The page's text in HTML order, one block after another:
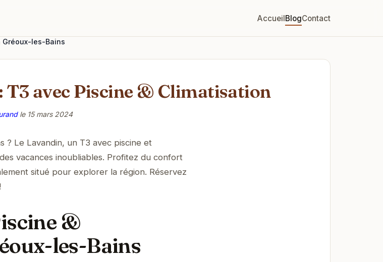
AccueilBlogContact
Gréoux-les-Bains
T3 avec Piscine & Climatisation
le 15 mars 2024
? Le Lavandin, un T3 avec piscine et
vacances inoubliables. Profitez du confort
situé pour explorer la région. Réservez
&
les-Bains